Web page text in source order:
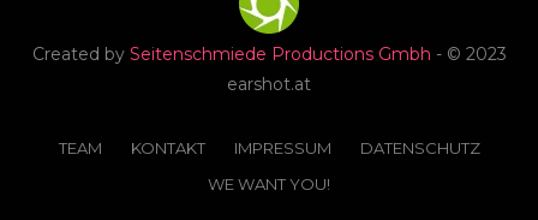
Created by Seitenschmiede Productions Gmbh - © 2023
earshot.at
TEAM KONTAKT IMPRESSUM
DATENSCHUTZ
WE WANT YOU!